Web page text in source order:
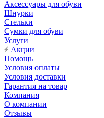
Аксессуары для обуви
Шнурки
Стельки
Сумки для обуви
Услуги
Акции
Помощь
Условия оплаты
Условия доставки
Гарантия на товар
Компания
О компании
Отзывы